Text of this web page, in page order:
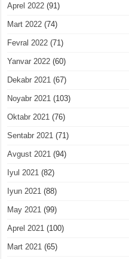
Aprel 2022 (91)
Mart 2022 (74)
Fevral 2022 (71)
Yanvar 2022 (60)
Dekabr 2021 (67)
Noyabr 2021 (103)
Oktabr 2021 (76)
Sentabr 2021 (71)
Avgust 2021 (94)
Iyul 2021 (82)
Iyun 2021 (88)
May 2021 (99)
Aprel 2021 (100)
Mart 2021 (65)